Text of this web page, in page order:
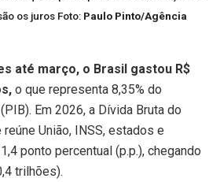
os juros Foto: Paulo Pinto/Agência
até março, o Brasil gastou R$
o que representa 8,35% do
Em 2026, a Dívida Bruta do
União, INSS, estados e
ponto percentual (p.p.), chegando
trilhões).